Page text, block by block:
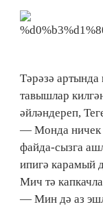
Тәрәзә
тавышлар
әйләндереп,
— Монда ничек
файда-сызга
ипигә карамый
Мич тә
— Мин дә аз